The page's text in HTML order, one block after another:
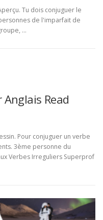
Tu dois conjuguer le
de l'imparfait de
…
Read
Pour conjuguer un verbe
3ème personne du
Verbes Irreguliers Superprof